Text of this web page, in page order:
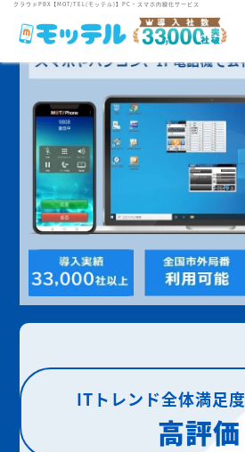
クラウドPBX【MOT/TEL(モッテル)】PC・スマホ内線化サービス
ITトレンド全体満足度
高評価